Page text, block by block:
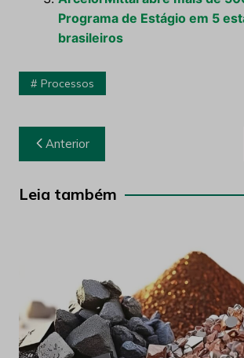
Programa de Estágio em 5
brasileiros
Processos
Navegação
de
Post
Anterior
Leia também